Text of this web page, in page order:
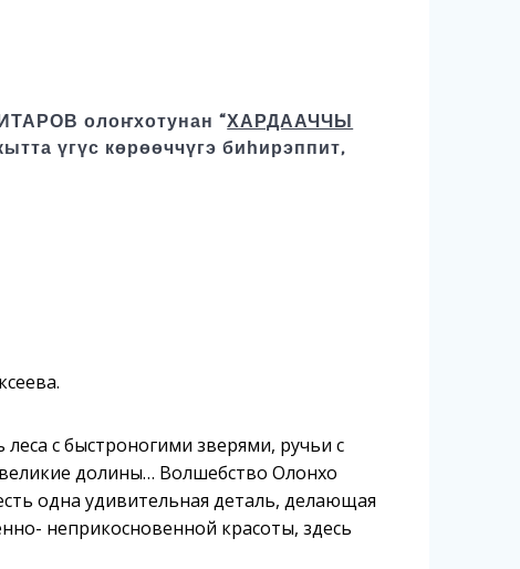
олоҥхотунан “ХАРДААЧЧЫ
үгүс көрөөччүгэ биһирэппит,
с быстроногими зверями, ручьи с
долины… Волшебство Олонхо
одна удивительная деталь, делающая
неприкосновенной красоты, здесь